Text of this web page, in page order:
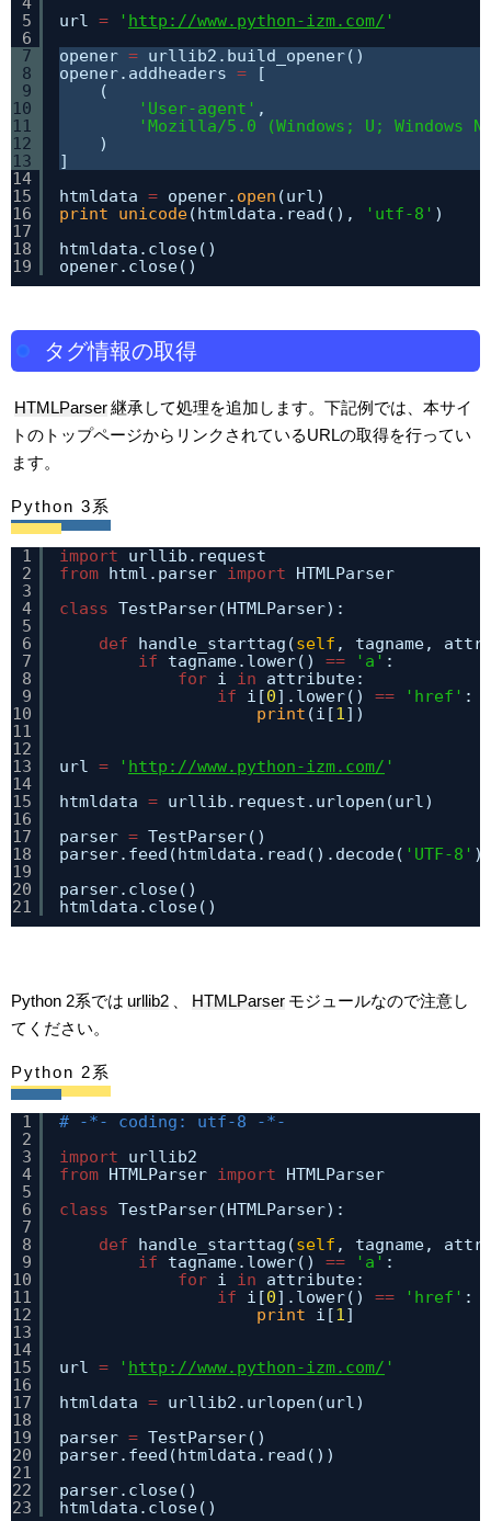
5
6
7
8
9
10
11
12
13
14
15
16
17
18
19
url = ' http://www.python-izm.com/ '
opener = urllib2.build_opener()
opener.addheaders =
[
(
'User-agent' ,
'Mozilla/5.0 (Windows; U; Windows
)
]
htmldata = opener. open (url)
print
unicode(htmldata.read(), 'utf-8' )
htmldata.close()
opener.close()
タグ情報の取得
HTMLParser継承して処理を追加します。下記例では、本サイ
トのトップページからリンクされているURLの取得を行ってい
ます。
Python 3系
1
2
3
4
5
6
7
8
9
10
11
12
13
14
15
16
17
18
19
20
21
import
urllib.request
from html.parser import
HTMLParser
class TestParser(HTMLParser):
def
handle_starttag(self , tagname,
if
tagname.lower() == 'a' :
for i in
attribute:
if
i[0].lower() == 'href' :
print (i[1])
url = ' http://www.python-izm.com/ '
htmldata = urllib.request.urlopen(url)
parser = TestParser()
parser.feed(htmldata.read().decode( 'UTF-8'
parser.close()
htmldata.close()
Python 2系では urllib2 HTMLParser モジュールなので注意し
てください。
Python 2系
1
2
3
4
5
6
7
8
9
10
11
12
13
14
15
16
17
18
19
20
21
22
23
# -*- coding: utf-8 -*-
import
urllib2
from HTMLParser import
HTMLParser
class TestParser(HTMLParser):
def
handle_starttag(self , tagname,
if
tagname.lower() == 'a' :
for i in
attribute:
if
i[0].lower() == 'href' :
print
i[1]
url = ' http://www.python-izm.com/ '
htmldata = urllib2.urlopen(url)
parser = TestParser()
parser.feed(htmldata.read())
parser.close()
htmldata.close()